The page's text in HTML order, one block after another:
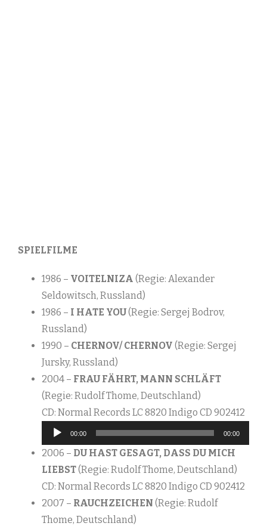
SPIELFILME
1986 – VOITELNIZA (Regie: Alexander
Seldowitsch, Russland)
1986 – I HATE YOU(Regie: Sergej Bodrov,
Russland)
1990 – CHERNOV/ CHERNOV (Regie: Sergej
Jursky, Russland)
2004 – FRAU FÄHRT, MANN SCHLÄFT
(Regie: Rudolf Thome, Deutschland)
CD: Normal Records LC 8820 Indigo CD 902412
00:00 00:00
2006 – DU HAST GESAGT, DASS DU MICH
LIEBST(Regie: Rudolf Thome, Deutschland)
CD: Normal Records LC 8820 Indigo CD 902412
2007 – RAUCHZEICHEN (Regie: Rudolf
Thome, Deutschland)